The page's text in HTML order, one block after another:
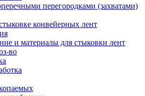
перегородками (захватами)
конвейерных лент
и материалы для стыковки лент
во